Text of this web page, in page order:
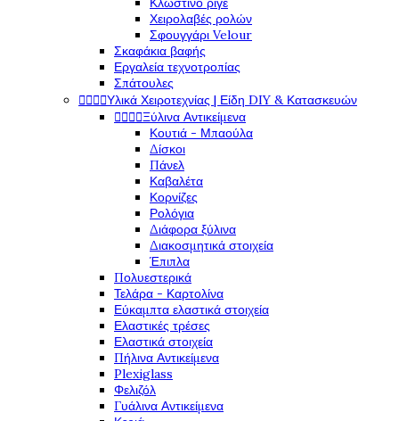
Χειρολαβές ρολών
Σφουγγάρι Velour
Σκαφάκια βαφής
Εργαλεία τεχνοτροπίας
Σπάτουλες
Υλικά Χειροτεχνίας | Είδη DIY & Κατασκευών
Ξύλινα Αντικείμενα
Κουτιά - Μπαούλα
Δίσκοι
Πάνελ
Καβαλέτα
Κορνίζες
Ρολόγια
Διάφορα ξύλινα
Διακοσμητικά στοιχεία
Έπιπλα
Πολυεστερικά
Τελάρα - Καρτολίνα
Εύκαμπτα ελαστικά στοιχεία
Ελαστικές τρέσες
Ελαστικά στοιχεία
Πήλινα Αντικείμενα
Plexiglass
Φελιζόλ
Γυάλινα Αντικείμενα